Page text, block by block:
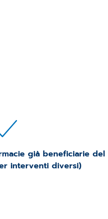
già beneficiarie
interventi diversi)